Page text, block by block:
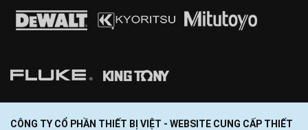
CÔNG TY CỔ PHẦN THIẾT BỊ VIỆT - WEBSITE CUNG CẤP THIẾT